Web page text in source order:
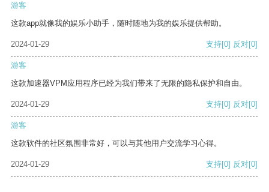
游客
这款app就像我的娱乐小助手，随时随地为我的娱乐提供帮助。
2024-01-29 支持[0] 反对[0]
游客
这款加速器VPM应用程序已经为我们带来了无限的隐私保护和自由。
2024-01-29 支持[0] 反对[0]
游客
这款软件的社区氛围非常好，可以与其他用户交流学习心得。
2024-01-29 支持[0] 反对[0]